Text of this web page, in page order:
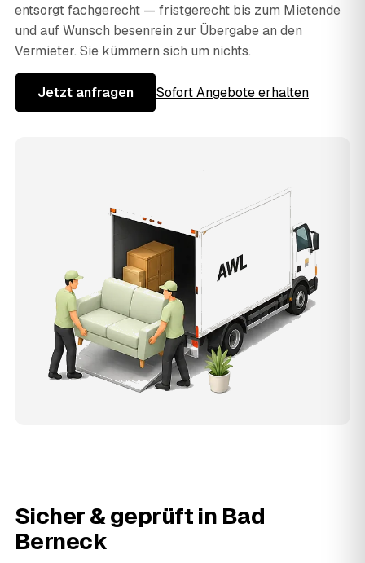
entsorgt fachgerecht — fristgerecht bis zum Mietende
und auf Wunsch besenrein zur Übergabe an den
Vermieter. Sie kümmern sich um nichts.
Jetzt anfragen Sofort Angebote erhalten
Sicher & geprüft in Bad
Berneck